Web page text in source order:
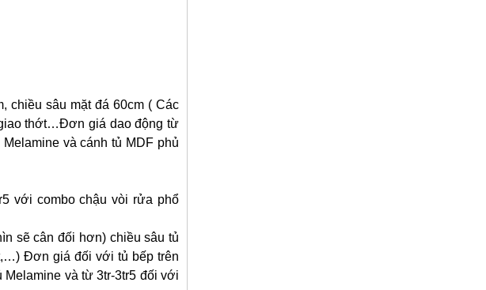
chiều sâu mặt đá 60cm ( Các
thớt…Đơn giá dao động từ
và cánh tủ MDF phủ
với combo chậu vòi rửa phổ
sẽ cân đối hơn) chiều sâu tủ
Đơn giá đối với tủ bếp trên
và từ 3tr-3tr5 đối với